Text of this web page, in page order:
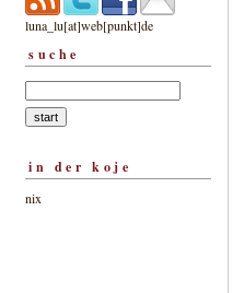
luna_lu[at]web[punkt]de
suche
in der koje
nix